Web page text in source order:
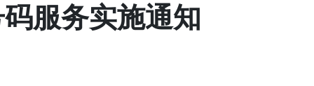
服务实施通知